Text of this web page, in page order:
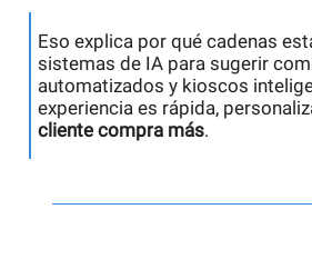
Eso explica por qué cadenas
sistemas de IA para sugerir
automatizados y kioscos
experiencia es rápida,
cliente compra más.